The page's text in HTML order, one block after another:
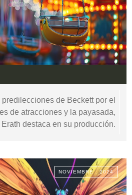
de Beckett por el
de atracciones y la payasada,
destaca en su producción.
NOVIEMBRE . 2024